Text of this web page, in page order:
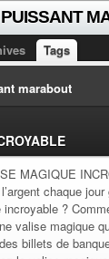
Tags
marabout
MAGIQUE
chaque
incroyable ?
valise magique
billets de